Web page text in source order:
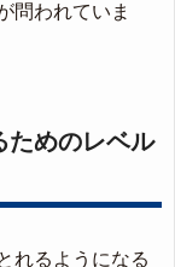
問われていま
ためのレベル
れるようになる